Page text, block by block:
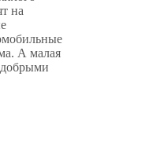
на
А малая
добрыми